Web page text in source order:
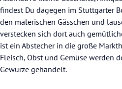
findest Du dagegen im Stuttgarter
den malerischen Gässchen und
verstecken sich dort auch
ist ein Abstecher in die große
Fleisch, Obst und Gemüse werden
Gewürze gehandelt.